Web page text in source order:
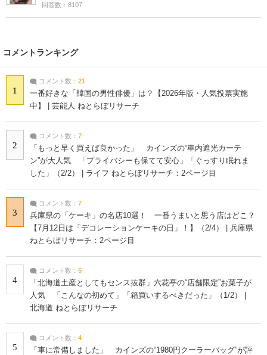
回答数：8107
コメントランキング
1
コメント数： 21
一番好きな「韓国の男性俳優」は？【2026年版・人気投票実施
中】 | 芸能人 ねとらぼリサーチ
2
コメント数： 7
「もっと早く買えば良かった」 カインズの“車内遮光カーテ
ン”が大人気 「プライバシーも保てて安心」「ぐっすり眠れま
した」（2/2） | ライフ ねとらぼリサーチ：2ページ目
3
コメント数： 7
兵庫県の「ケーキ」の名店10選！ 一番うまいと思う店はどこ？
【7月12日は「デコレーションケーキの日」！】（2/4） | 兵庫県
ねとらぼリサーチ：2ページ目
4
コメント数： 5
「北海道土産としてもセンス抜群」六花亭の“店舗限定”お菓子が
人気 「こんなの初めて」「箱買いするべきだった」（1/2） |
北海道 ねとらぼリサーチ
5
コメント数： 4
「車に常備しました」 カインズの“1980円クーラーバッグ”が評